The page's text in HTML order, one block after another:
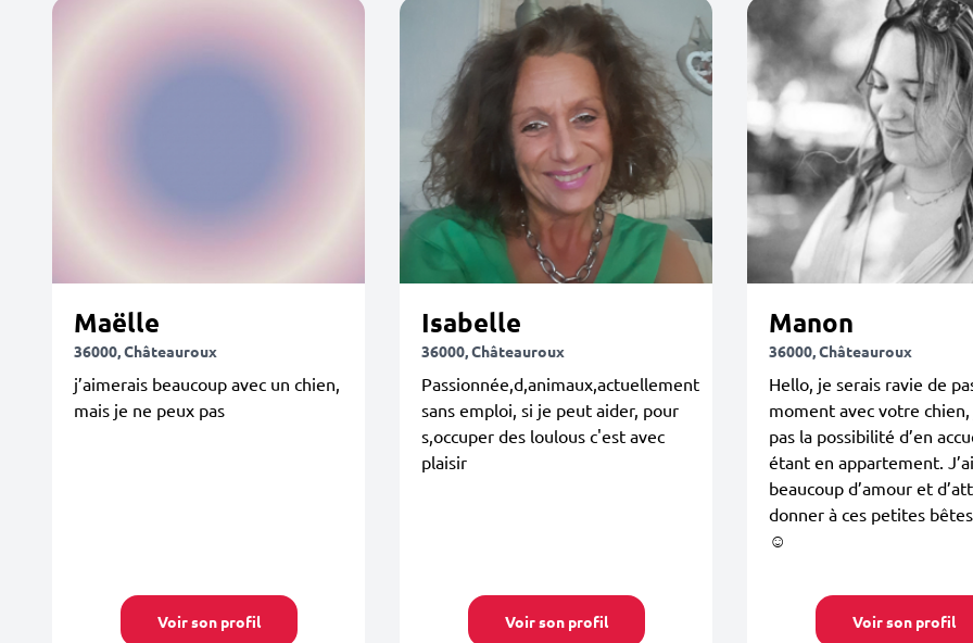
Maëlle
36000, Châteauroux
j’aimerais beaucoup avec un chien,
mais je ne peux pas
Voir son profil
Isabelle
36000, Châteauroux
Passionnée,d,animaux,actuellement
sans emploi, si je peut aider, pour
s,occuper des loulous c'est avec
plaisir
Voir son profil
Manon
36000, Châteauroux
Hello, je serais ravie de
moment avec votre chien,
pas la possibilité d’en
étant en appartement. J’ai
beaucoup d’amour et
donner à ces petites
☺️
Voir son profil